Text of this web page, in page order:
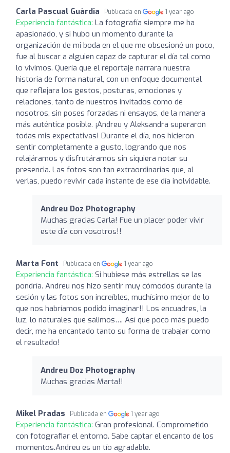
Carla Pascual Guàrdia Publicada en 1 year ago
Experiencia fantástica: La fotografía siempre me ha
apasionado, y si hubo un momento durante la
organización de mi boda en el que me obsesioné un poco,
fue al buscar a alguien capaz de capturar el día tal como
lo vivimos. Quería que el reportaje narrara nuestra
historia de forma natural, con un enfoque documental
que reflejara los gestos, posturas, emociones y
relaciones, tanto de nuestros invitados como de
nosotros, sin poses forzadas ni ensayos, de la manera
más auténtica posible. ¡Andreu y Aleksandra superaron
todas mis expectativas! Durante el día, nos hicieron
sentir completamente a gusto, logrando que nos
relajáramos y disfrutáramos sin siquiera notar su
presencia. Las fotos son tan extraordinarias que, al
verlas, puedo revivir cada instante de ese día inolvidable.
Andreu Doz Photography
Muchas gracias Carla! Fue un placer poder vivir
este día con vosotros!!
Marta Font Publicada en 1 year ago
Experiencia fantástica: Si hubiese más estrellas se las
pondría. Andreu nos hizo sentir muy cómodos durante la
sesión y las fotos son increíbles, muchísimo mejor de lo
que nos habríamos podido imaginar!! Los encuadres, la
luz, lo naturales que salimos…. Así que poco más puedo
decir, me ha encantado tanto su forma de trabajar como
el resultado!
Andreu Doz Photography
Muchas gracias Marta!!
Mikel Pradas Publicada en 1 year ago
Experiencia fantástica: Gran profesional. Comprometido
con fotografiar el entorno. Sabe captar el encanto de los
momentos.Andreu es un tío agradable.